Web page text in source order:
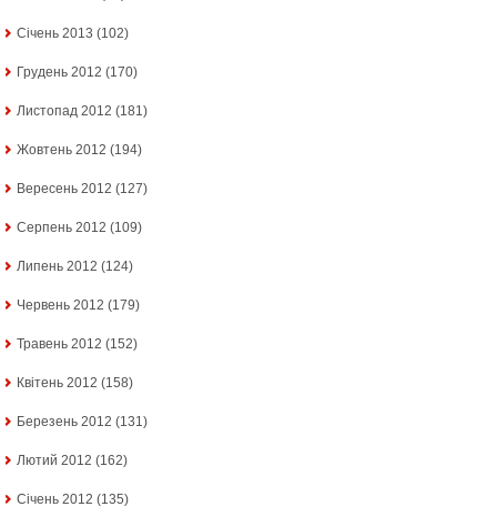
Січень 2013 (102)
Грудень 2012 (170)
Листопад 2012 (181)
Жовтень 2012 (194)
Вересень 2012 (127)
Серпень 2012 (109)
Липень 2012 (124)
Червень 2012 (179)
Травень 2012 (152)
Квітень 2012 (158)
Березень 2012 (131)
Лютий 2012 (162)
Січень 2012 (135)